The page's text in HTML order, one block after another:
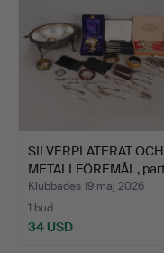
SILVERPLÄTERAT OCH
METALLFÖREMÅL,
Klubbades 19 maj 2026
1 bud
34 USD